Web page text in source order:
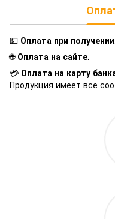
💵 Оплата при получении
🌐 Оплата на сайте.
💳 Оплата на карту
Продукция имеет все